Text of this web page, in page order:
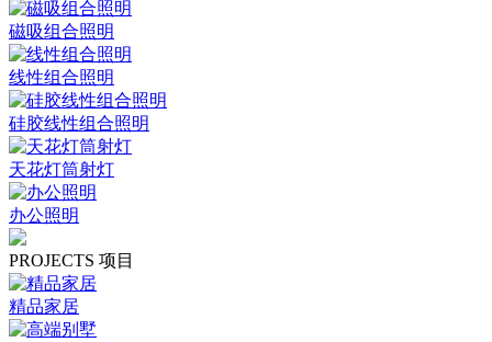
磁吸组合照明
线性组合照明
硅胶线性组合照明
天花灯筒射灯
办公照明
PROJECTS 项目
精品家居